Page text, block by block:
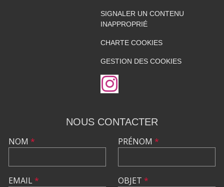
SIGNALER UN CONTENU
INAPPROPRIÉ
CHARTE COOKIES
GESTION DES COOKIES
NOUS CONTACTER
NOM *
EMAIL*
PRÉNOM *
OBJET *